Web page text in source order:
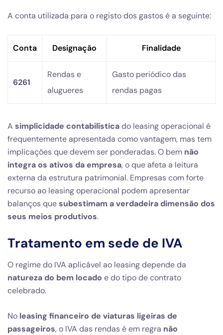
A conta utilizada para o registo dos gastos é a seguinte:
Conta Designação Finalidade
6261
Rendas e
alugueres
Gasto periódico das
rendas pagas
A simplicidade contabilísticado leasing operacional é
frequentemente apresentada como vantagem, mas tem
implicações que devem ser ponderadas. O bem não
integra os ativos da empresa, o que afeta a leitura
externa da estrutura patrimonial. Empresas com forte
recurso ao leasing operacional podem apresentar
balanços quesubestimam a verdadeira dimensão dos
seus meios produtivos.
Tratamento em sede de IVA
O regime do IVA aplicável ao leasing depende da
natureza do bem locado e do tipo de contrato
celebrado.
No leasing financeiro de viaturas ligeiras de
passageiros, o IVA das rendas é em regra não